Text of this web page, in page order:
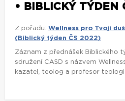
• BIBLICKÝ TÝDEN
Z pořadu: Wellness pro Tvoji
(Biblický týden ČS 2022)
Záznam z přednášek Biblického
sdružení CASD s názvem
kazatel, teolog a profesor